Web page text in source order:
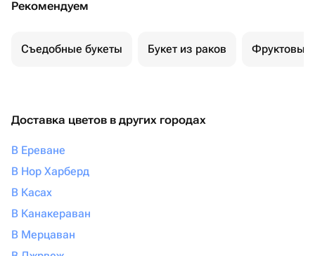
Рекомендуем
Съедобные букеты Букет из раков Фруктовый
Доставка цветов в других городах
В Ереване
В Нор Харберд
В Касах
В Канакераван
В Мерцаван